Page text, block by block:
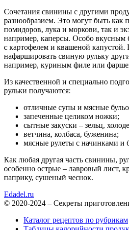
Сочетания свинины с другими
разнообразием. Это могут быть
помидоров, лука и моркови, так и
например, каперсы. Особо вкусным
с картофелем и квашеной
нафаршировать свиную рульку
например, куриным филе или
Из качественной и специально
рульки получаются:
отличные супы и мясные
запеченные целиком ножки;
сытные закуски – зельц,
ветчина, колбаса, буженина;
мясные рулеты с начинками и
Как любая другая часть свинины,
особенно острые – лавровый лист,
паприку, сушеный чеснок.
Edadel.ru
© 2020-2024 – Секреты
Каталог рецептов по рубрикам